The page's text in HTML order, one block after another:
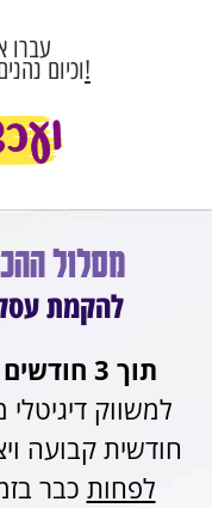
עברו
וכיוםמקריירה מדהימה בתחום!
מסלול
להקמת עסק
תוך 3 חודשים
למשווק
חודשית קבועה
לפחות כבר